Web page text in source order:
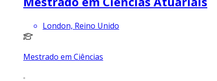
London, Reino Unido
Mestrado em Ciências